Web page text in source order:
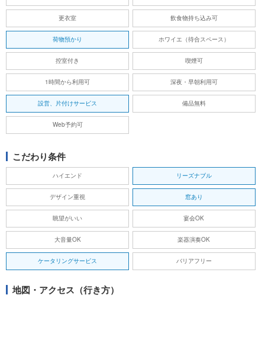
更衣室 飲食物持ち込み可
荷物預かり ホワイエ（待合スペース）
控室付き 喫煙可
1時間から利用可 深夜・早朝利用可
設営、片付けサービス 備品無料
Web予約可
こだわり条件
ハイエンド リーズナブル
デザイン重視 窓あり
眺望がいい 宴会OK
大音量OK 楽器演奏OK
ケータリングサービス バリアフリー
地図・アクセス（行き方）